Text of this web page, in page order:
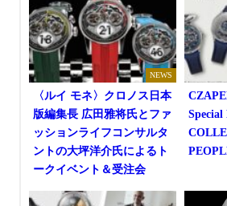
NEWS
〈ルイ モネ〉クロノス日本
版編集長 広田雅将氏とファ
ッションライフコンサルタ
ントの大坪洋介氏によるト
ークイベント＆受注会